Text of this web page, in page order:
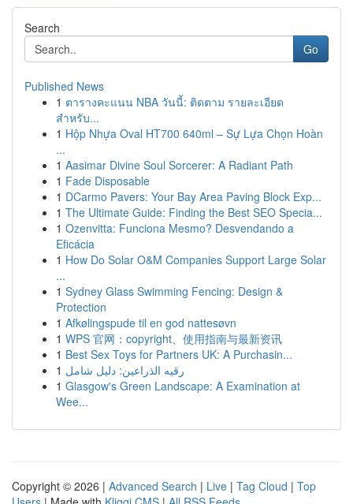
Search
Go
Published News
1 ตารางคะแนน NBA วันนี้: ติดตาม รายละเอียด
สำหรับ...
1 Hộp Nhựa Oval HT700 640ml – Sự Lựa Chọn Hoàn
...
1 Aasimar Divine Soul Sorcerer: A Radiant Path
1 Fade Disposable
1 DCarmo Pavers: Your Bay Area Paving Block Exp...
1 The Ultimate Guide: Finding the Best SEO Specia...
1 Ozenvitta: Funciona Mesmo? Desvendando a
Eficácia
1 How Do Solar O&M Companies Support Large Solar
...
1 Sydney Glass Swimming Fencing: Design &
Protection
1 Afkølingspude til en god nattesøvn
1 WPS 官网：copyright、使用指南与最新资讯
1 Best Sex Toys for Partners UK: A Purchasin...
1 رقيه الذراعين: دليل شامل
1 Glasgow's Green Landscape: A Examination at
Wee...
Copyright © 2026 | Advanced Search | Live | Tag Cloud | Top